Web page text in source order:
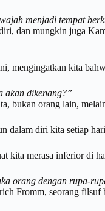
menjadi tempat
dan mungkin juga
mengingatkan kita
akan dikenang?”
bukan orang lain,
dalam diri kita setiap
kita merasa inferior di
orang dengan rupa-
Fromm, seorang filsuf